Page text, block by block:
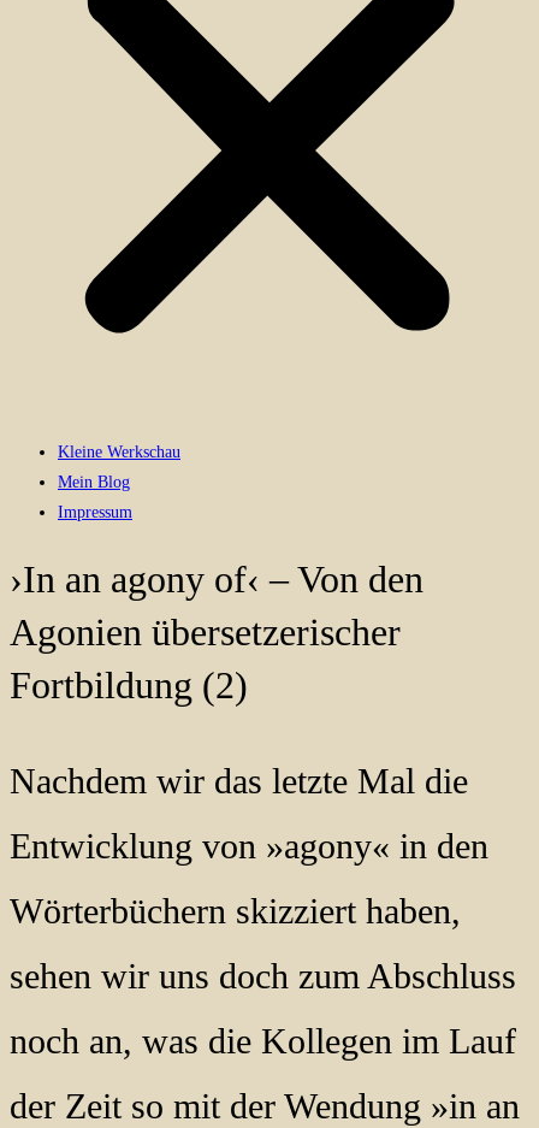
Kleine Werkschau
Mein Blog
Impressum
›In an agony of‹ – Von den
Agonien übersetzerischer
Fortbildung (2)
Nachdem wir das letzte Mal die
Entwicklung von »agony« in den
Wörterbüchern skizziert haben,
sehen wir uns doch zum Abschluss
noch an, was die Kollegen im Lauf
der Zeit so mit der Wendung »in an